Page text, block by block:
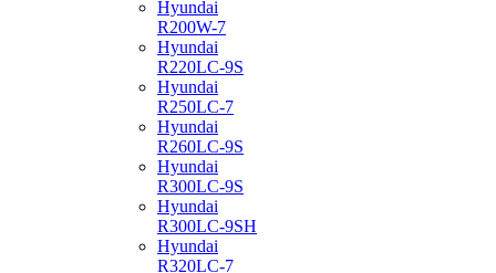
Hyundai
R200W-7
Hyundai
R220LC-9S
Hyundai
R250LC-7
Hyundai
R260LC-9S
Hyundai
R300LC-9S
Hyundai
R300LC-9SH
Hyundai
R320LC-7